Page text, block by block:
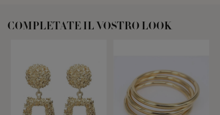
COMPLETATE IL VOSTRO LOOK